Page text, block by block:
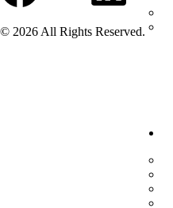
© 2026 All Rights Reserved.